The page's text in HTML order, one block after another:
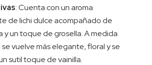
: Cuenta con un aroma
de lichi dulce acompañado de
y un toque de grosella. A medida
se vuelve más elegante, floral y se
sutil toque de vainilla.